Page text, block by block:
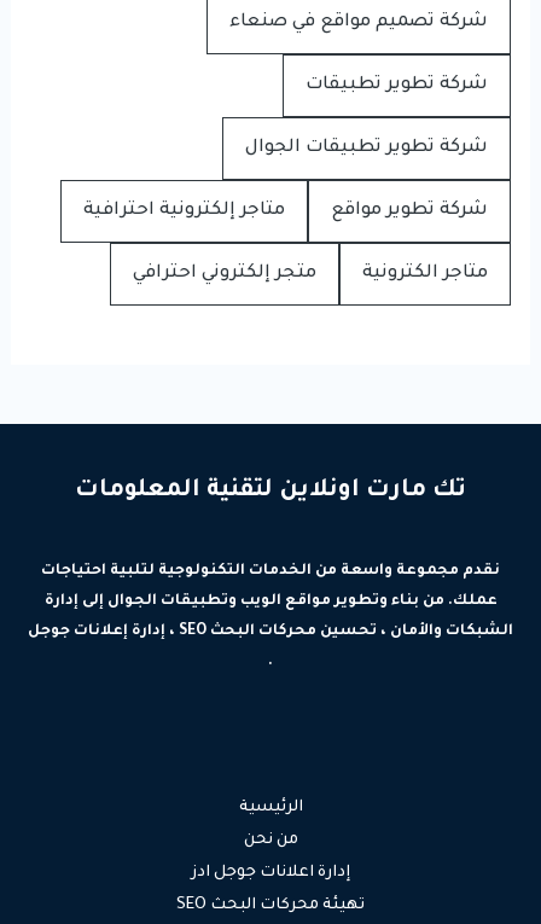
شركة تصميم مواقع في صنعاء
شركة تطوير تطبيقات
شركة تطوير تطبيقات الجوال
شركة تطوير مواقع متاجر إلكترونية احترافية
متاجر الكترونية متجر إلكتروني احترافي
تك مارت اونلاين لتقنية المعلومات
نقدم مجموعة واسعة من الخدمات التكنولوجية لتلبية احتياجات
عملك. من بناء وتطوير مواقع الويب وتطبيقات الجوال إلى إدارة
الشبكات والأمان ، تحسين محركات البحث SEO ، إدارة إعلانات جوجل
.
الرئيسية
من نحن
إدارة اعلانات جوجل ادز
تهيئة محركات البحث SEO